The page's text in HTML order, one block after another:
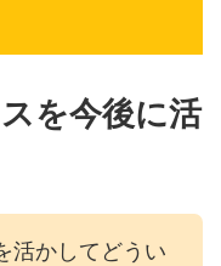
を今後に活
活かしてどうい